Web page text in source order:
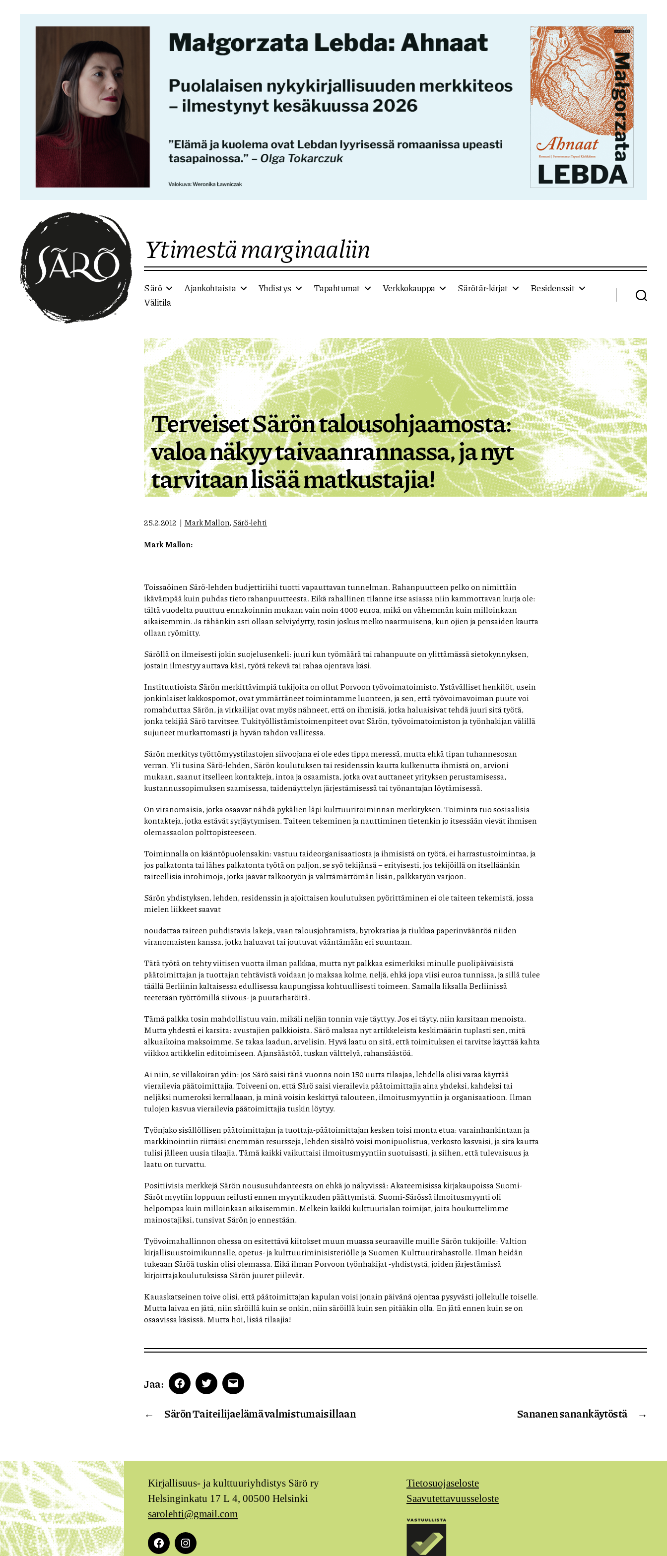
Ytimestä marginaaliin
Särö Ajankohtaista Yhdistys Tapahtumat Verkkokauppa Särötär-kirjat
Residenssit
Välitila
Haku
Terveiset Särön talousohjaamosta:
valoa näkyy taivaanrannassa, ja nyt
tarvitaan lisää matkustajia!
25.2.2012 Mark Mallon, Särö-lehti
Mark Mallon:
Toissaöinen Särö-lehden budjettiriihi tuotti vapauttavan tunnelman. Rahanpuutteen pelko on nimittäin
ikävämpää kuin puhdas tieto rahanpuutteesta. Eikä rahallinen tilanne itse asiassa niin kammottavan kurja ole:
tältä vuodelta puuttuu ennakoinnin mukaan vain noin 4000 euroa, mikä on vähemmän kuin milloinkaan
aikaisemmin. Ja tähänkin asti ollaan selviydytty, tosin joskus melko naarmuisena, kun ojien ja pensaiden kautta
ollaan ryömitty.
Säröllä on ilmeisesti jokin suojelusenkeli: juuri kun työmäärä tai rahanpuute on ylittämässä sietokynnyksen,
jostain ilmestyy auttava käsi, työtä tekevä tai rahaa ojentava käsi.
Instituutioista Särön merkittävimpiä tukijoita on ollut Porvoon työvoimatoimisto. Ystävälliset henkilöt, usein
jonkinlaiset kakkospomot, ovat ymmärtäneet toimintamme luonteen, ja sen, että työvoimavoiman puute voi
romahduttaa Särön, ja virkailijat ovat myös nähneet, että on ihmisiä, jotka haluaisivat tehdä juuri sitä työtä,
jonka tekijää Särö tarvitsee. Tukityöllistämistoimenpiteet ovat Särön, työvoimatoimiston ja työnhakijan välillä
sujuneet mutkattomasti ja hyvän tahdon vallitessa.
Särön merkitys työttömyystilastojen siivoojana ei ole edes tippa meressä, mutta ehkä tipan tuhannesosan
verran. Yli tusina Särö-lehden, Särön koulutuksen tai residenssin kautta kulkenutta ihmistä on, arvioni
mukaan, saanut itselleen kontakteja, intoa ja osaamista, jotka ovat auttaneet yrityksen perustamisessa,
kustannussopimuksen saamisessa, taidenäyttelyn järjestämisessä tai työnantajan löytämisessä.
On viranomaisia, jotka osaavat nähdä pykälien läpi kulttuuritoiminnan merkityksen. Toiminta tuo sosiaalisia
kontakteja, jotka estävät syrjäytymisen. Taiteen tekeminen ja nauttiminen tietenkin jo itsessään vievät ihmisen
olemassaolon polttopisteeseen.
Toiminnalla on kääntöpuolensakin: vastuu taideorganisaatiosta ja ihmisistä on työtä, ei harrastustoimintaa, ja
jos palkatonta tai lähes palkatonta työtä on paljon, se syö tekijänsä – erityisesti, jos tekijöillä on itselläänkin
taiteellisia intohimoja, jotka jäävät talkootyön ja välttämättömän lisän, palkkatyön varjoon.
Särön yhdistyksen, lehden, residenssin ja ajoittaisen koulutuksen pyörittäminen ei ole taiteen tekemistä, jossa
mielen liikkeet saavat
noudattaa taiteen puhdistavia lakeja, vaan talousjohtamista, byrokratiaa ja tiukkaa paperinvääntöä niiden
viranomaisten kanssa, jotka haluavat tai joutuvat vääntämään eri suuntaan.
Tätä työtä on tehty viitisen vuotta ilman palkkaa, mutta nyt palkkaa esimerkiksi minulle puolipäiväisistä
päätoimittajan ja tuottajan tehtävistä voidaan jo maksaa kolme, neljä, ehkä jopa viisi euroa tunnissa, ja sillä tulee
täällä Berliinin kaltaisessa edullisessa kaupungissa kohtuullisesti toimeen. Samalla liksalla Berliinissä
teetetään työttömillä siivous- ja puutarhatöitä.
Tämä palkka tosin mahdollistuu vain, mikäli neljän tonnin vaje täyttyy. Jos ei täyty, niin karsitaan menoista.
Mutta yhdestä ei karsita: avustajien palkkioista. Särö maksaa nyt artikkeleista keskimäärin tuplasti sen, mitä
alkuaikoina maksoimme. Se takaa laadun, arvelisin. Hyvä laatu on sitä, että toimituksen ei tarvitse käyttää kahta
viikkoa artikkelin editoimiseen. Ajansäästöä, tuskan välttelyä, rahansäästöä.
Ai niin, se villakoiran ydin: jos Särö saisi tänä vuonna noin 150 uutta tilaajaa, lehdellä olisi varaa käyttää
vierailevia päätoimittajia. Toiveeni on, että Särö saisi vierailevia päätoimittajia aina yhdeksi, kahdeksi tai
neljäksi numeroksi kerrallaaan, ja minä voisin keskittyä talouteen, ilmoitusmyyntiin ja organisaatioon. Ilman
tulojen kasvua vierailevia päätoimittajia tuskin löytyy.
Työnjako sisällöllisen päätoimittajan ja tuottaja-päätoimittajan kesken toisi monta etua: varainhankintaan ja
markkinointiin riittäisi enemmän resursseja, lehden sisältö voisi monipuolistua, verkosto kasvaisi, ja sitä kautta
tulisi jälleen uusia tilaajia. Tämä kaikki vaikuttaisi ilmoitusmyyntiin suotuisasti, ja siihen, että tulevaisuus ja
laatu on turvattu.
Positiivisia merkkejä Särön noususuhdanteesta on ehkä jo näkyvissä: Akateemisissa kirjakaupoissa Suomi-
Säröt myytiin loppuun reilusti ennen myyntikauden päättymistä. Suomi-Särössä ilmoitusmyynti oli
helpompaa kuin milloinkaan aikaisemmin. Melkein kaikki kulttuurialan toimijat, joita houkuttelimme
mainostajiksi, tunsivat Särön jo ennestään.
Työvoimahallinnon ohessa on esitettävä kiitokset muun muassa seuraaville muille Särön tukijoille: Valtion
kirjallisuustoimikunnalle, opetus- ja kulttuuriminisisteriölle ja Suomen Kulttuurirahastolle. Ilman heidän
tukeaan Säröä tuskin olisi olemassa. Eikä ilman Porvoon työnhakijat -yhdistystä, joiden järjestämissä
kirjoittajakoulutuksissa Särön juuret piilevät.
Kauaskatseinen toive olisi, että päätoimittajan kapulan voisi jonain päivänä ojentaa pysyvästi jollekulle toiselle.
Mutta laivaa en jätä, niin säröillä kuin se onkin, niin säröillä kuin sen pitääkin olla. En jätä ennen kuin se on
osaavissa käsissä. Mutta hoi, lisää tilaajia!
Jaa: FacebookTwitterEmail
←
Särön Taiteilijaelämä valmistumaisillaan →
Sananen sanankäytöstä
Kirjallisuus- ja kulttuuriyhdistys Särö ry
Helsinginkatu 17 L 4, 00500 Helsinki
sarolehti@gmail.com
FacebookInstagram
Tietosuojaseloste
Saavutettavuusseloste